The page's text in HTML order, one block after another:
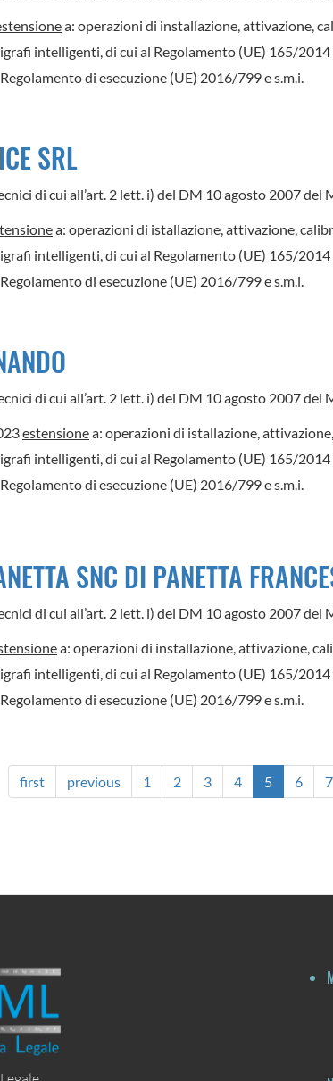
a: operazioni di installazione, attivazione,
intelligenti, di cui al Regolamento (UE) 165/
di esecuzione (UE) 2016/799 e s.m.i.
SRL
di cui all’art. 2 lett. i) del DM 10 agosto 2007 del
a: operazioni di istallazione, attivazione,
intelligenti, di cui al Regolamento (UE) 165/
di esecuzione (UE) 2016/799 e s.m.i.
di cui all’art. 2 lett. i) del DM 10 agosto 2007 del
estensionea: operazioni di istallazione,
intelligenti, di cui al Regolamento (UE) 165/
di esecuzione (UE) 2016/799 e s.m.i.
SNC DI PANETTA
di cui all’art. 2 lett. i) del DM 10 agosto 2007 del
a: operazioni di installazione, attivazione,
intelligenti, di cui al Regolamento (UE) 165/
di esecuzione (UE) 2016/799 e s.m.i.
first previous 1 2 3 4 5 6 7